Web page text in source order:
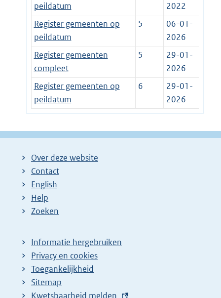
peildatum
2022
Register gemeenten op
peildatum
5
06-01-
2026
Register gemeenten
compleet
5
29-01-
2026
Register gemeenten op
peildatum
6
29-01-
2026
Over deze website
Contact
English
Help
Zoeken
Informatie hergebruiken
Privacy en cookies
Toegankelijkheid
Sitemap
E
Kwetsbaarheid melden